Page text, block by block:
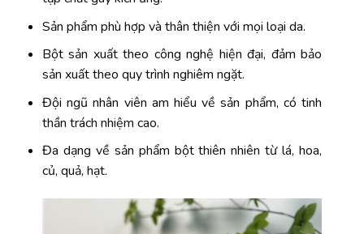
Sản phẩm phù hợp và thân thiện với mọi loại da.
Bột sản xuất theo công nghệ hiện đại, đảm bảo
sản xuất theo quy trình nghiêm ngặt.
Đội ngũ nhân viên am hiểu về sản phẩm, có tinh
thần trách nhiệm cao.
Đa dạng về sản phẩm bột thiên nhiên từ lá, hoa,
củ, quả, hạt.